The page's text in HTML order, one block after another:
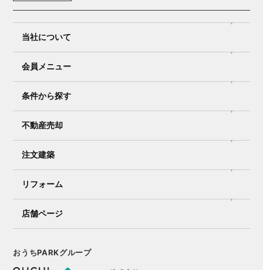
当社について
会員メニュー
条件から探す
不動産売却
注文建築
リフォーム
店舗ページ
おうちPARKグループ